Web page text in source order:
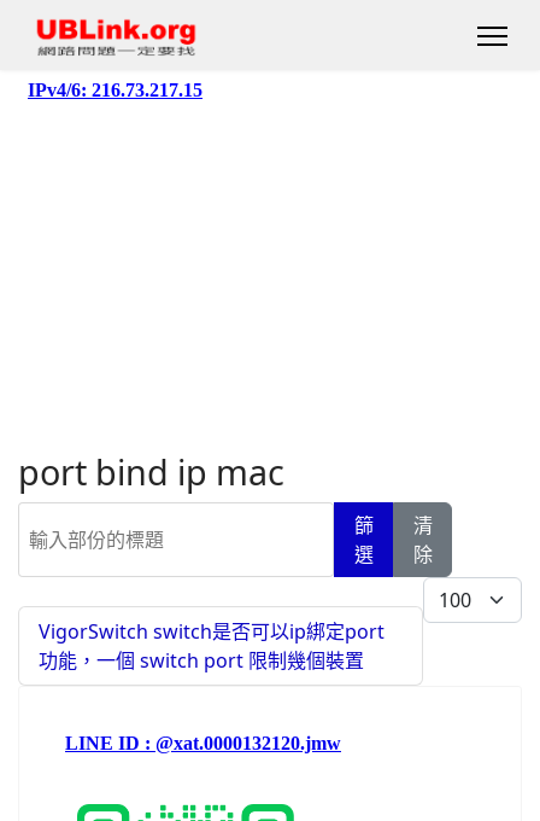
port bind ip mac
篩
選
清
除
每頁顯示條數
VigorSwitch switch是否可以ip綁定port
功能，一個 switch port 限制幾個裝置